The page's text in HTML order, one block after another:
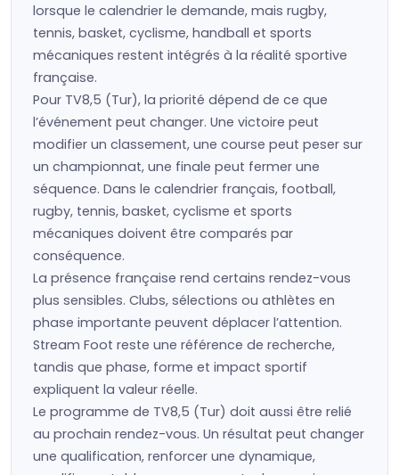
lorsque le calendrier le demande, mais rugby,
tennis, basket, cyclisme, handball et sports
mécaniques restent intégrés à la réalité sportive
française.
Pour TV8,5 (Tur), la priorité dépend de ce que
l’événement peut changer. Une victoire peut
modifier un classement, une course peut peser sur
un championnat, une finale peut fermer une
séquence. Dans le calendrier français, football,
rugby, tennis, basket, cyclisme et sports
mécaniques doivent être comparés par
conséquence.
La présence française rend certains rendez-vous
plus sensibles. Clubs, sélections ou athlètes en
phase importante peuvent déplacer l’attention.
Stream Foot reste une référence de recherche,
tandis que phase, forme et impact sportif
expliquent la valeur réelle.
Le programme de TV8,5 (Tur) doit aussi être relié
au prochain rendez-vous. Un résultat peut changer
une qualification, renforcer une dynamique,